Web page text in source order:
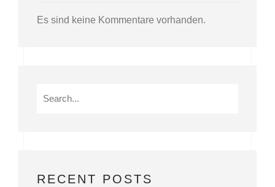
Es sind keine Kommentare vorhanden.
Search
RECENT POSTS